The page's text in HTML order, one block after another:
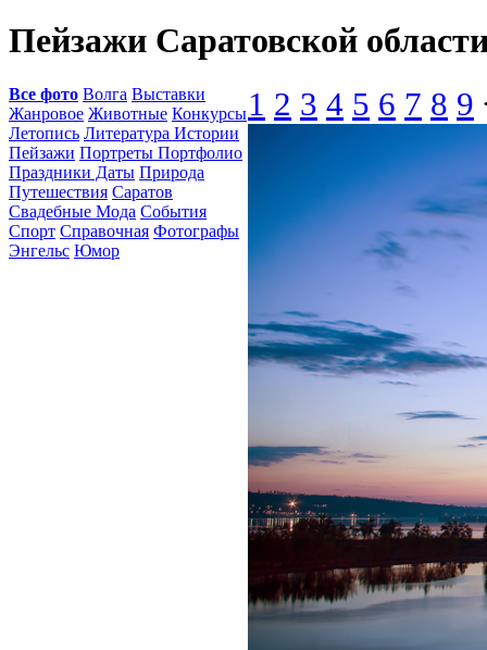
Пейзажи Саратовской
Все фото Волга Выставки
Жанровое Животные Конкурсы
Летопись Литература Истории
Пейзажи Портреты Портфолио
Праздники Даты Природа
Путешествия Саратов
Свадебные Мода События
Спорт Справочная Фотографы
Энгельс Юмор
1 2 3 4 5 6 7 8 9